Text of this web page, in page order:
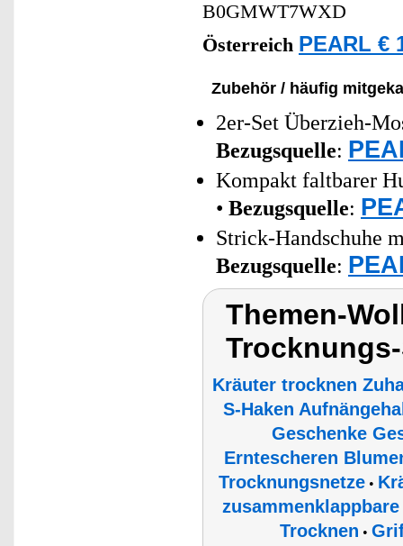
B0GMWT7WXD
Österreich PEARL €
Zubehör / häufig
2er-Set Überzieh-
Bezugsquelle:
Kompakt faltbarer
• Bezugsquelle:
Strick-Handschuhe
Bezugsquelle:
Themen-
Kräuter trocknen
S-Haken
Geschenke
Erntescheren
Trocknungsnetze •
Trocknen •